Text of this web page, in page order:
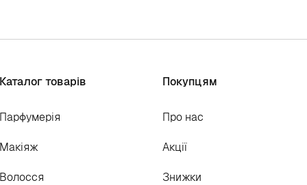
Каталог товарів
Парфумерія
Макіяж
Волосся
Покупцям
Про нас
Акції
Знижки